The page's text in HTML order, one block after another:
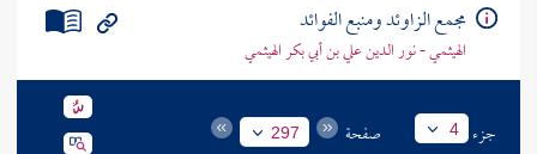
مجمع الزاوئد ومنبع الفوائد
الهيثمي - نور الدين علي بن أبي بكر الهيثمي
جزء 4 صفحة 297